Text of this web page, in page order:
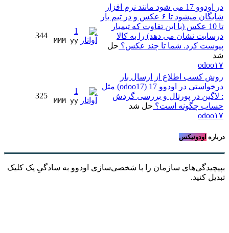
در اودوو 17 می شود مانند نرم افزار
شایگان میشود تا ۶ عکس و در تیم یار
تا 10 عکس (با این تفاوت که تیمیار
درسایت نشان می دهد) را به کالا
پیوست کرد. شما تا چند عکس؟ حل
شد
odoo۱۷
1
MMM yy
344
روش کسب اطلاع از ارسال بار
درخواستی در اودوو 17 (odoo17) مثل
: لاگین در پورتال و بررسی گردش
حساب چگونه است؟ حل شد
odoo۱۷
1
MMM yy
325
درباره اودونیکس
بپیچیدگی‌های سازمان را با شخصی‌سازی اودوو به سادگیِ یک کلیک
تبدیل کنید.